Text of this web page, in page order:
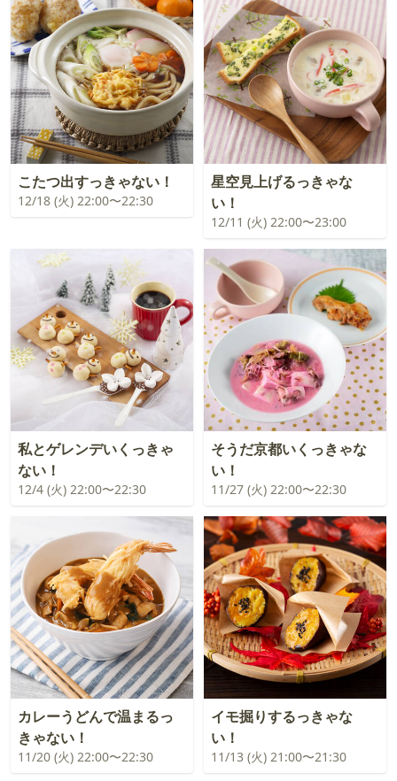
こたつ出すっきゃない！
12/18 (火) 22:00〜22:30
星空見上げるっきゃな
い！
12/11 (火) 22:00〜23:00
私とゲレンデいくっきゃ
ない！
12/4 (火) 22:00〜22:30
そうだ京都いくっきゃな
い！
11/27 (火) 22:00〜22:30
カレーうどんで温まるっ
きゃない！
11/20 (火) 22:00〜22:30
イモ掘りするっきゃな
い！
11/13 (火) 21:00〜21:30